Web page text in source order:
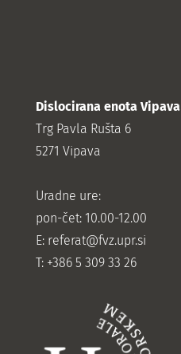
Dislocirana enota Vipava
Trg Pavla Rušta 6
5271 Vipava
Uradne ure:
pon-čet: 10.00-12.00
E: referat@fvz.upr.si
T: +386 5 309 33 26